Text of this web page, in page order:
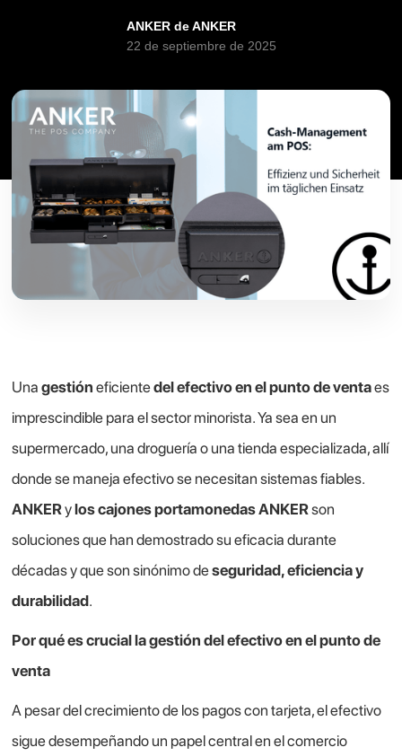
ANKER de ANKER
22 de septiembre de 2025
Unagestión eficientedel efectivo en el punto de ventaes
imprescindible para el sector minorista. Ya sea en un
supermercado, una droguería o una tienda especializada, allí
donde se maneja efectivo se necesitan sistemas fiables.
ANKERylos cajones portamonedasANKERson
soluciones que han demostrado su eficacia durante
décadas y que son sinónimo deseguridad, eficiencia y
durabilidad.
Por qué es crucial la gestión del efectivo en el punto de
venta
A pesar del crecimiento de los pagos con tarjeta, el efectivo
sigue desempeñando un papel central en el comercio